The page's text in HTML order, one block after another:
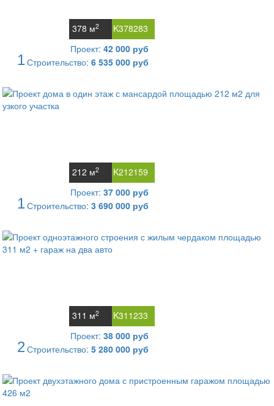
K378283
378 м2
1
Проект: 42 000 руб
Строительство: 6 535 000 руб
K212159
212 м2
1
Проект: 37 000 руб
Строительство: 3 690 000 руб
K311233
311 м2
2
Проект: 38 000 руб
Строительство: 5 280 000 руб